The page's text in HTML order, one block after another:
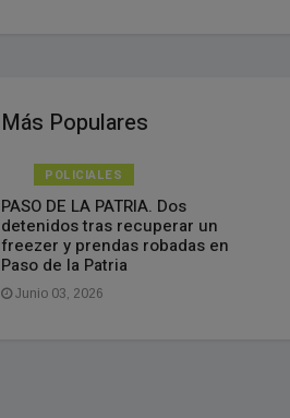
Más Populares
POLICIALES
PASO DE LA PATRIA. Dos
detenidos tras recuperar un
freezer y prendas robadas en
Paso de la Patria
Junio 03, 2026